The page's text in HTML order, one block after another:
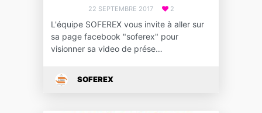
22 SEPTEMBRE 2017 2
L'équipe SOFEREX vous invite à aller sur
sa page facebook "soferex" pour
visionner sa video de prése…
SOFEREX